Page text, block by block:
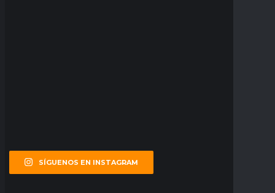
SÍGUENOS EN INSTAGRAM